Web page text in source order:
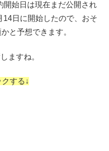
開始日は現在まだ公開され
日に開始したので、おそ
と予想できます。
ますね。
する↓